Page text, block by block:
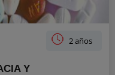
2 años
Y